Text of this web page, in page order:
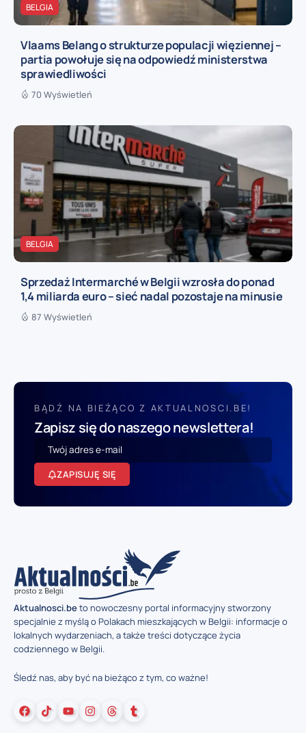
BELGIA
Vlaams Belang o strukturze populacji więziennej –
partia powołuje się na odpowiedź ministerstwa
sprawiedliwości
70 Wyświetleń
BELGIA
Sprzedaż Intermarché w Belgii wzrosła do ponad
1,4 miliarda euro – sieć nadal pozostaje na minusie
87 Wyświetleń
BĄDŹ NA BIEŻĄCO Z AKTUALNOSCI.BE!
Zapisz się do naszego newslettera!
ZAPISUJĘ SIĘ
Aktualnosci.beto nowoczesny portal informacyjny stworzony
specjalnie z myślą o Polakach mieszkających w Belgii: informacje o
lokalnych wydarzeniach, a także treści dotyczące życia
codziennego w Belgii.
Śledź nas, aby być na bieżąco z tym, co ważne!